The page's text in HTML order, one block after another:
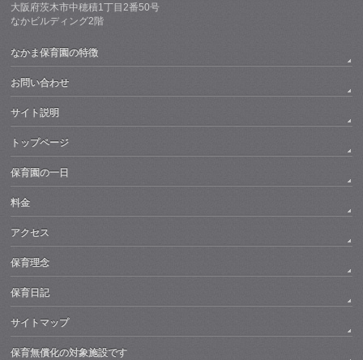
大阪府茨木市中穂積1丁目2番50号
なかビルディング2階
なかま保育園の特徴
お問い合わせ
サイト説明
トップページ
保育園の一日
料金
アクセス
保育理念
保育日記
サイトマップ
保育無償化の対象施設です